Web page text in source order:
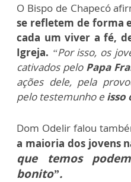
O Bispo de Chapecó
se refletem de forma
cada um viver a fé,
Igreja. “Por isso, os
cativados pelo Papa
ações dele, pela
pelo testemunho e isso
Dom Odelir falou
a maioria dos jovens
que temos
bonito”.